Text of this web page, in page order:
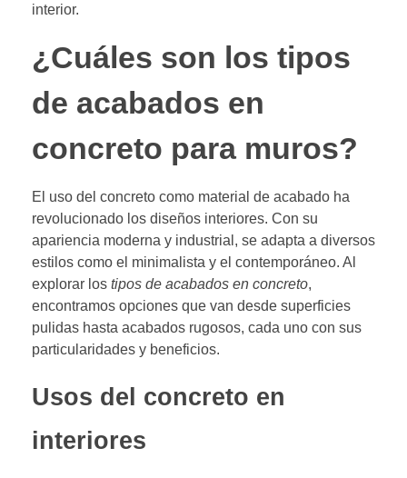
interior.
¿Cuáles son los tipos
de acabados en
concreto para muros?
El uso del concreto como material de acabado ha
revolucionado los diseños interiores. Con su
apariencia moderna y industrial, se adapta a diversos
estilos como el minimalista y el contemporáneo. Al
explorar los tipos de acabados en concreto,
encontramos opciones que van desde superficies
pulidas hasta acabados rugosos, cada uno con sus
particularidades y beneficios.
Usos del concreto en
interiores